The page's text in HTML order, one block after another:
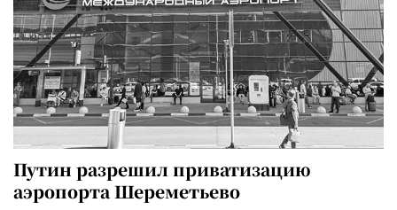
Путин разрешил приватизацию
аэропорта Шереметьево